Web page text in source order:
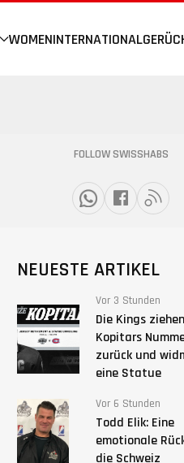
WOMENINTERNATIONAL
FOLLOW SWISSHABS
NEUESTE ARTIKEL
Vor 3 Stunden
Die Kings
Kopitars
zurück und
eine Statue
Vor 6 Stunden
Todd Elik: Eine
emotionale
die Schweiz